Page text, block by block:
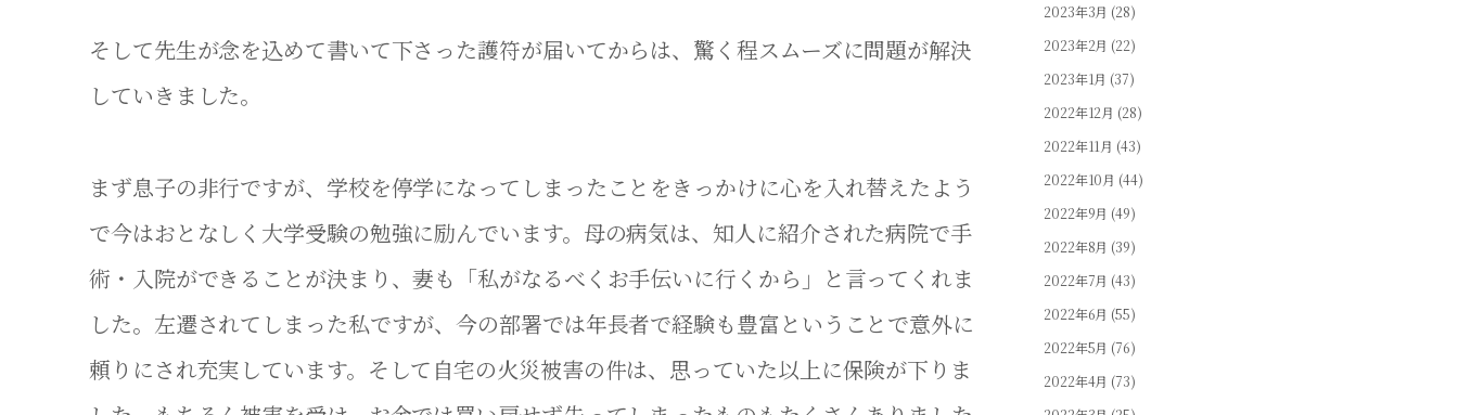
そして先生が念を込めて書いて下さった護符が届いてからは、驚く程スムーズに問題が解決
していきました。
まず息子の非行ですが、学校を停学になってしまったことをきっかけに心を入れ替えたよう
で今はおとなしく大学受験の勉強に励んでいます。母の病気は、知人に紹介された病院で手
術・入院ができることが決まり、妻も「私がなるべくお手伝いに行くから」と言ってくれま
した。左遷されてしまった私ですが、今の部署では年長者で経験も豊富ということで意外に
頼りにされ充実しています。そして自宅の火災被害の件は、思っていた以上に保険が下りま
2023年3月 (28)
2023年2月 (22)
2023年1月 (37)
2022年12月 (28)
2022年11月 (43)
2022年10月 (44)
2022年9月 (49)
2022年8月 (39)
2022年7月 (43)
2022年6月 (55)
2022年5月 (76)
2022年4月 (73)